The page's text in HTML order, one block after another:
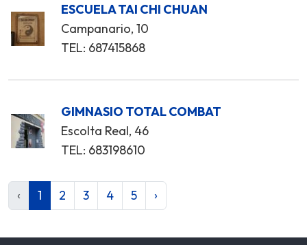
ESCUELA TAI CHI CHUAN
Campanario, 10
TEL: 687415868
GIMNASIO TOTAL COMBAT
Escolta Real, 46
TEL: 683198610
‹ 1 2 3 4 5 ›